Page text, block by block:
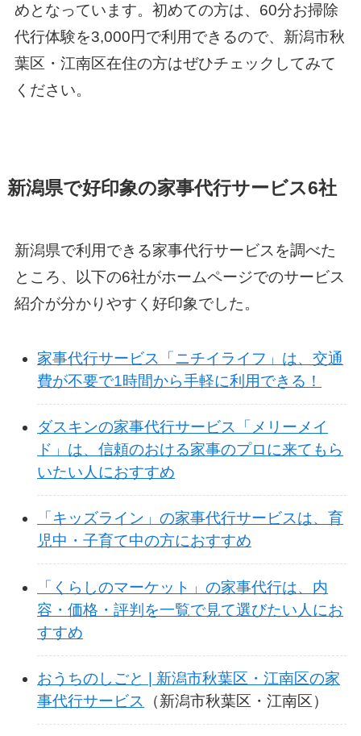
めとなっています。初めての方は、60分お掃除
代行体験を3,000円で利用できるので、新潟市秋
葉区・江南区在住の方はぜひチェックしてみて
ください。
新潟県で好印象の家事代行サービス6社
新潟県で利用できる家事代行サービスを調べた
ところ、以下の6社がホームページでのサービス
紹介が分かりやすく好印象でした。
家事代行サービス「ニチイライフ」は、交通
費が不要で1時間から手軽に利用できる！
ダスキンの家事代行サービス「メリーメイ
ド」は、信頼のおける家事のプロに来てもら
いたい人におすすめ
「キッズライン」の家事代行サービスは、育
児中・子育て中の方におすすめ
「くらしのマーケット」の家事代行は、内
容・価格・評判を一覧で見て選びたい人にお
すすめ
おうちのしごと | 新潟市秋葉区・江南区の家
事代行サービス
（新潟市秋葉区・江南区）